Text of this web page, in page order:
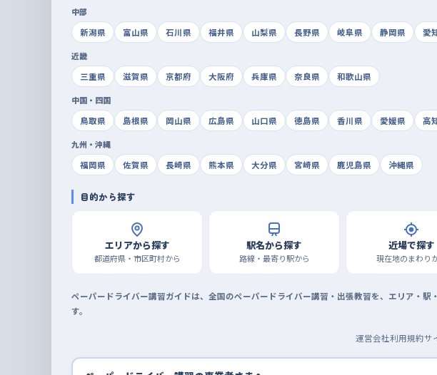
中部
新潟県
富山県 石川県 福井県 山梨県 長野県 岐阜県 静岡県 愛
近畿
三重県
滋賀県 京都府 大阪府 兵庫県 奈良県 和歌山県
中国・四国
鳥取県
島根県 岡山県 広島県 山口県 徳島県 香川県 愛媛県 高
九州・沖縄
福岡県
佐賀県 長崎県 熊本県 大分県 宮崎県 鹿児島県 沖縄県
目的から探す
エリアから探す
都道府県・市区町村から
駅名から探す
路線・最寄り駅から
近場で探す
現在地のまわり
ペーパードライバー講習ガイドは、全国のペーパードライバー講習・出張教習を、エリア・
す。
運営会社利用規約サ